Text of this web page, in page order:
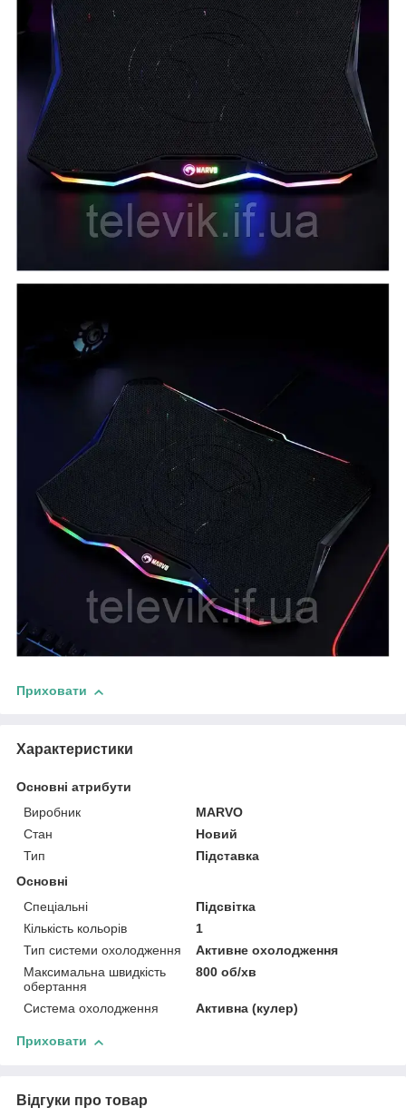
Приховати
Характеристики
Основні атрибути
Виробник
MARVO
Стан
Новий
Тип
Підставка
Основні
Спеціальні
Підсвітка
Кількість кольорів
1
Тип системи охолодження
Активне охолодження
Максимальна швидкість
обертання
800 об/хв
Система охолодження Активна (кулер)
Приховати
Відгуки про товар